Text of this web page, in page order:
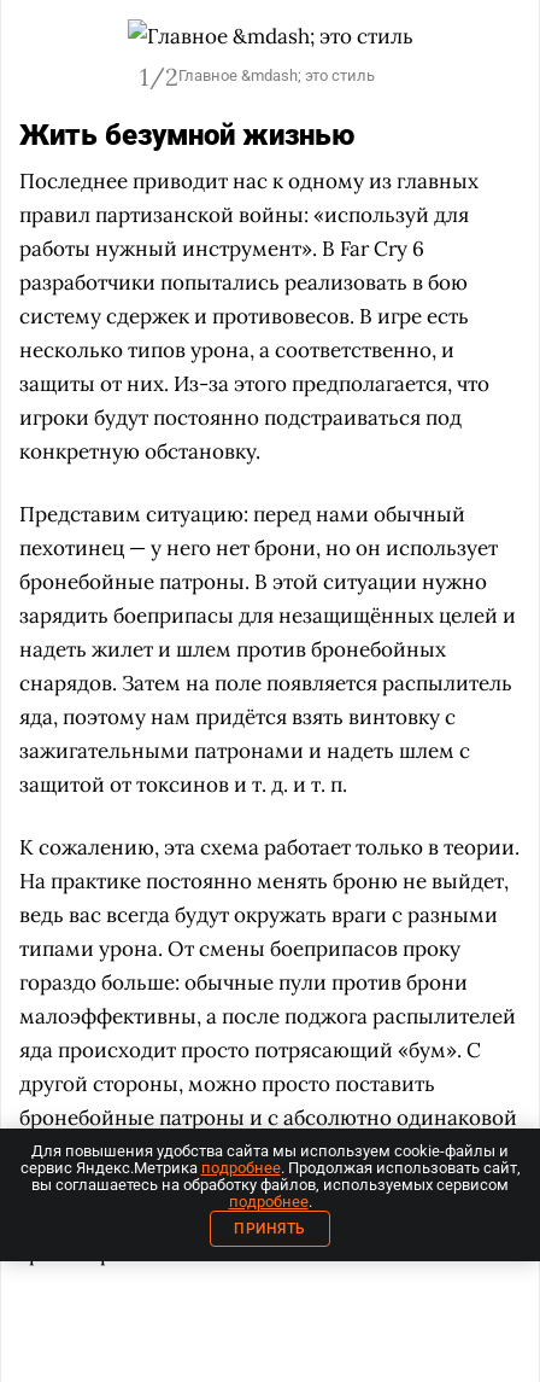
1/2Главное &mdash; это стиль
Жить безумной жизнью
Последнее приводит нас к одному из главных
правил партизанской войны: «используй для
работы нужный инструмент». В Far Cry 6
разработчики попытались реализовать в бою
систему сдержек и противовесов. В игре есть
несколько типов урона, а соответственно, и
защиты от них. Из-за этого предполагается, что
игроки будут постоянно подстраиваться под
конкретную обстановку.
Представим ситуацию: перед нами обычный
пехотинец — у него нет брони, но он использует
бронебойные патроны. В этой ситуации нужно
зарядить боеприпасы для незащищённых целей и
надеть жилет и шлем против бронебойных
снарядов. Затем на поле появляется распылитель
яда, поэтому нам придётся взять винтовку с
зажигательными патронами и надеть шлем с
защитой от токсинов и т. д. и т. п.
К сожалению, эта схема работает только в теории.
На практике постоянно менять броню не выйдет,
ведь вас всегда будут окружать враги с разными
типами урона. От смены боеприпасов проку
гораздо больше: обычные пули против брони
малоэффективны, а после поджога распылителей
яда происходит просто потрясающий «бум». С
другой стороны, можно просто поставить
бронебойные патроны и с абсолютно одинаковой
эффективностью ставить хедшоты любым
противникам. Единственное — стоит обзавестись
гранатомётом и ЭМИ-гранатами для борьбы с
Для повышения удобства сайта мы используем cookie-файлы и
сервис Яндекс.Метрика подробнее. Продолжая использовать сайт,
вы соглашаетесь на обработку файлов, используемых сервисом
подробнее.
ПРИНЯТЬ